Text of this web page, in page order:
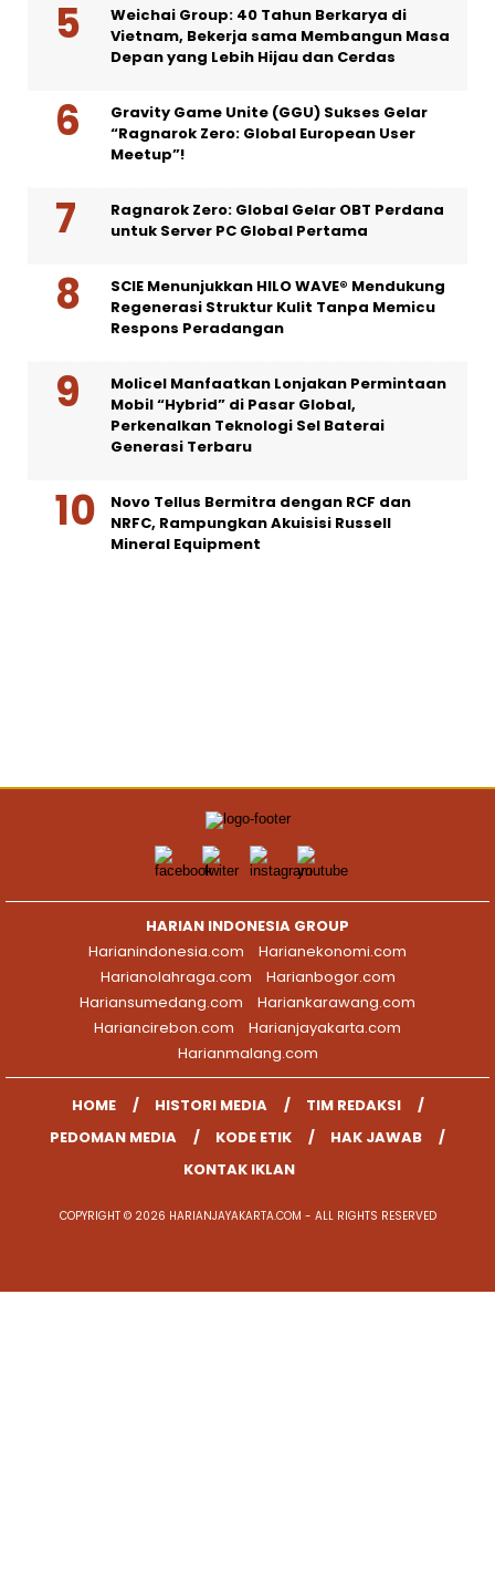
Weichai Group: 40 Tahun Berkarya di
Vietnam, Bekerja sama Membangun Masa
Depan yang Lebih Hijau dan Cerdas
Gravity Game Unite (GGU) Sukses Gelar
“Ragnarok Zero: Global European User
Meetup”!
Ragnarok Zero: Global Gelar OBT Perdana
untuk Server PC Global Pertama
SCIE Menunjukkan HILO WAVE® Mendukung
Regenerasi Struktur Kulit Tanpa Memicu
Respons Peradangan
Molicel Manfaatkan Lonjakan Permintaan
Mobil “Hybrid” di Pasar Global,
Perkenalkan Teknologi Sel Baterai
Generasi Terbaru
Novo Tellus Bermitra dengan RCF dan
NRFC, Rampungkan Akuisisi Russell
Mineral Equipment
HARIAN INDONESIA GROUP
Harianindonesia.com
Harianekonomi.com
Harianolahraga.com
Harianbogor.com
Hariansumedang.com
Hariankarawang.com
Hariancirebon.com
Harianjayakarta.com
Harianmalang.com
HOME HISTORI MEDIA
TIM REDAKSI
PEDOMAN MEDIA
KODE ETIK
HAK JAWAB
KONTAK IKLAN
COPYRIGHT © 2026 HARIANJAYAKARTA.COM - ALL RIGHTS RESERVED